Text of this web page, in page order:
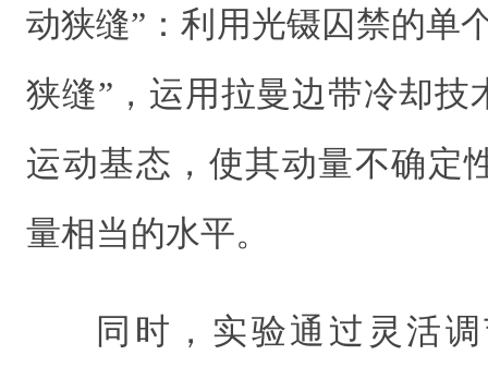
动狭缝”：利用光镊囚禁的单
狭缝”，运用拉曼边带冷却技
运动基态，使其动量不确定
量相当的水平。
同时，实验通过灵活